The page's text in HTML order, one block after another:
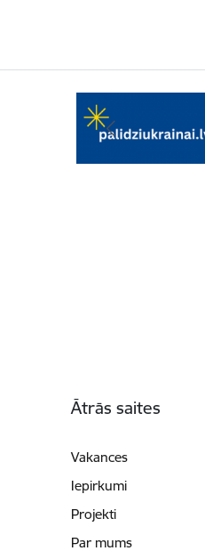
Ātrās saites
Vakances
Iepirkumi
Projekti
Par mums